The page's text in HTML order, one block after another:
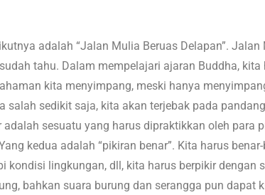
adalah “Jalan Mulia Beruas Delapan”.
tahu. Dalam mempelajari ajaran Buddha,
kita menyimpang, meski hanya
salah sedikit saja, kita akan terjebak pada
sesuatu yang harus dipraktikkan oleh para
kedua adalah “pikiran benar”. Kita harus
kondisi lingkungan, dll, kita harus berpikir dengan
bahkan suara burung dan serangga pun dapat